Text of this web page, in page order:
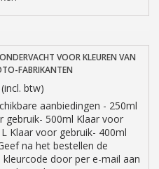
ONDERVACHT VOOR KLEUREN VAN
FABRIKANTEN
(incl. btw)
aanbiedingen - 250ml
gebruik- 500ml Klaar voor
Klaar voor gebruik- 400ml
na het bestellen de
kleurcode door per e-mail aan